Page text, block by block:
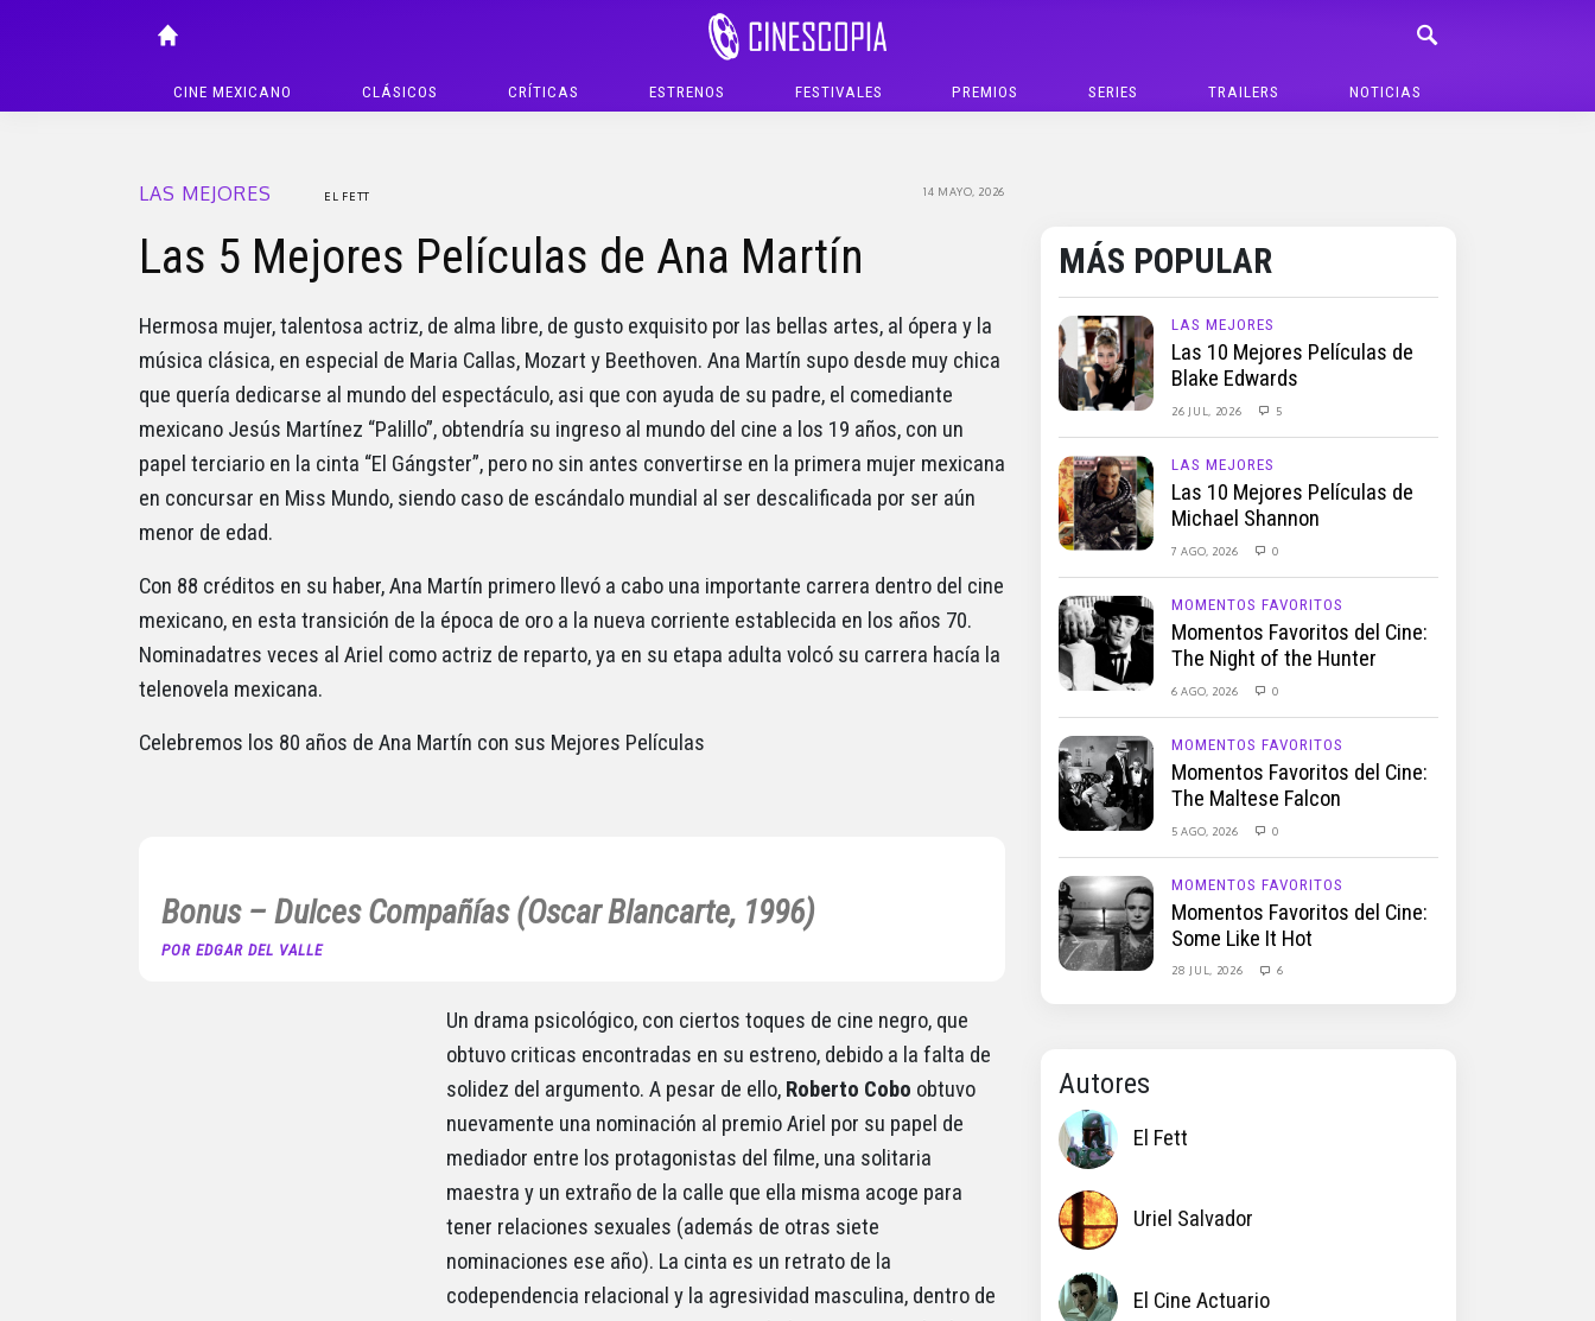
CINE MEXICANO CLÁSICOS CRÍTICAS ESTRENOS FESTIVALES PREMIOS SERIES TRAILERS NOTICIAS
LAS MEJORES 14 MAYO, 2026
EL FETT
Las 5 Mejores Películas de Ana Martín
Hermosa mujer, talentosa actriz, de alma libre, de gusto exquisito por las bellas artes, al ópera y la
música clásica, en especial de Maria Callas, Mozart y Beethoven. Ana Martín supo desde muy chica
que quería dedicarse al mundo del espectáculo, asi que con ayuda de su padre, el comediante
mexicano Jesús Martínez “Palillo”, obtendría su ingreso al mundo del cine a los 19 años, con un
papel terciario en la cinta “El Gángster”, pero no sin antes convertirse en la primera mujer mexicana
en concursar en Miss Mundo, siendo caso de escándalo mundial al ser descalificada por ser aún
menor de edad.
Con 88 créditos en su haber, Ana Martín primero llevó a cabo una importante carrera dentro del cine
mexicano, en esta transición de la época de oro a la nueva corriente establecida en los años 70.
Nominadatres veces al Ariel como actriz de reparto, ya en su etapa adulta volcó su carrera hacía la
telenovela mexicana.
Celebremos los 80 años de Ana Martín con sus Mejores Películas
Bonus – Dulces Compañías (Oscar Blancarte, 1996)
POR EDGAR DEL VALLE
Un drama psicológico, con ciertos toques de cine negro, que
obtuvo criticas encontradas en su estreno, debido a la falta de
solidez del argumento. A pesar de ello, Roberto Cobo obtuvo
nuevamente una nominación al premio Ariel por su papel de
mediador entre los protagonistas del filme, una solitaria
maestra y un extraño de la calle que ella misma acoge para
tener relaciones sexuales (además de otras siete
nominaciones ese año). La cinta es un retrato de la
codependencia relacional y la agresividad masculina, dentro de
MÁS POPULAR
LAS MEJORES
Las 10 Mejores Películas de
Blake Edwards
26 JUL, 2026 5
LAS MEJORES
Las 10 Mejores Películas de
Michael Shannon
7 AGO, 2026 0
MOMENTOS FAVORITOS
Momentos Favoritos del Cine:
The Night of the Hunter
6 AGO, 2026 0
MOMENTOS FAVORITOS
Momentos Favoritos del Cine:
The Maltese Falcon
5 AGO, 2026 0
MOMENTOS FAVORITOS
Momentos Favoritos del Cine:
Some Like It Hot
28 JUL, 2026 6
Autores
El Fett
Uriel Salvador
El Cine Actuario